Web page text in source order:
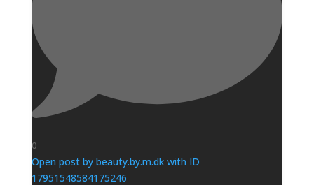
0
Open post by beauty.by.m.dk with ID
17951548584175246